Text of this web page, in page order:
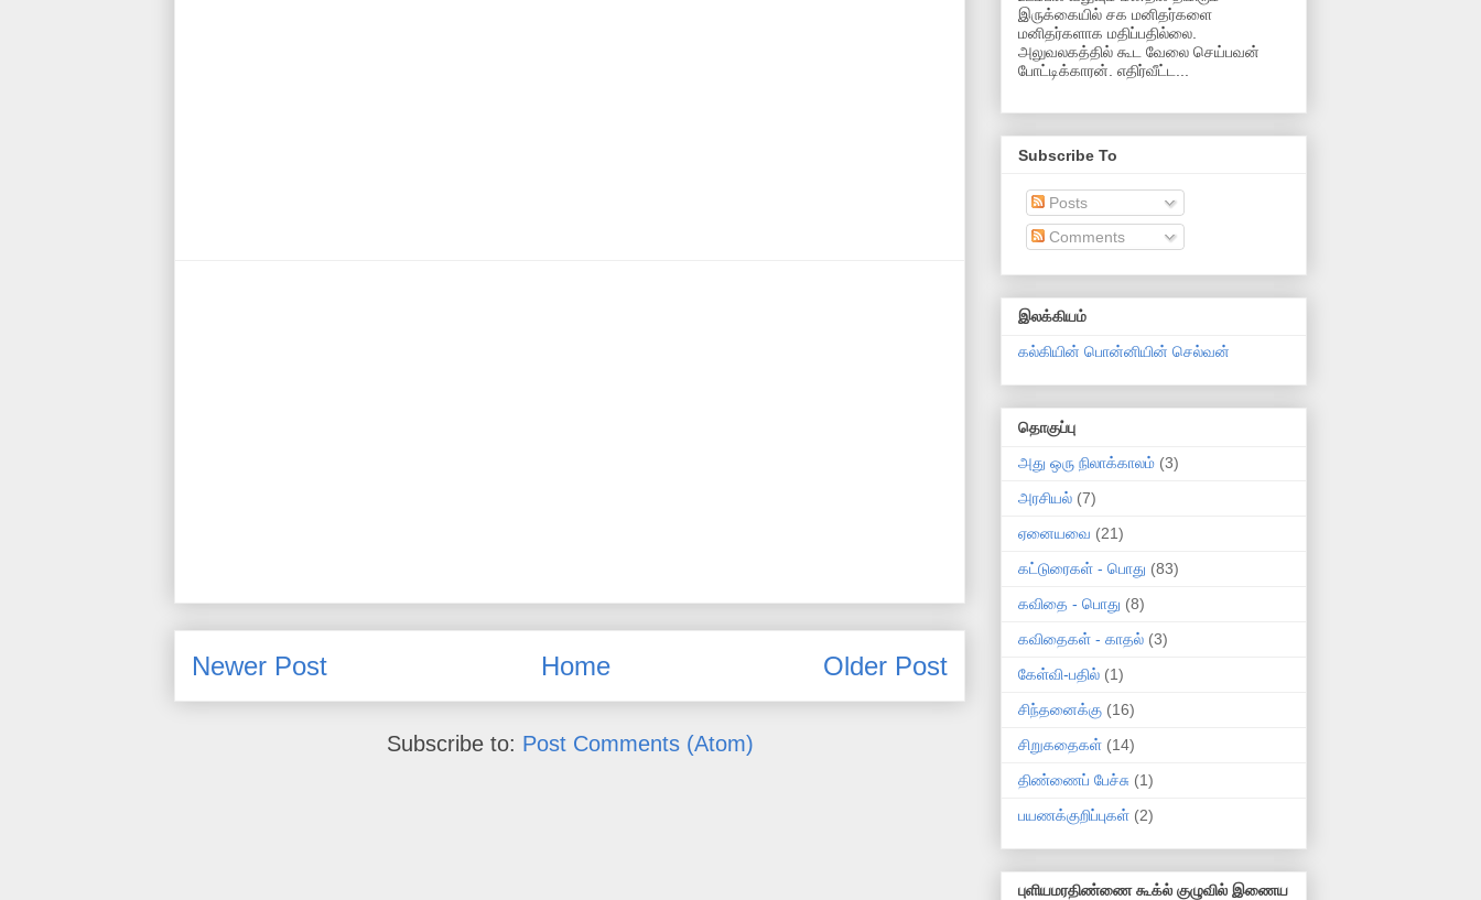
Newer Post Older Post
Home
Subscribe to: Post Comments (Atom)
இருக்கையில் சக மனிதர்களை
மனிதர்களாக மதிப்பதில்லை.
அலுவலகத்தில் கூட வேலை செய்பவன்
போட்டிக்காரன். எதிர்வீட்ட...
Subscribe To
Posts
Comments
இலக்கியம்
கல்கியின் பொன்னியின் செல்வன்
தொகுப்பு
அது ஒரு நிலாக்காலம் (3)
அரசியல் (7)
ஏனையவை (21)
கட்டுரைகள் - பொது (83)
கவிதை - பொது (8)
கவிதைகள் - காதல் (3)
கேள்வி-பதில் (1)
சிந்தனைக்கு (16)
சிறுகதைகள் (14)
திண்ணைப் பேச்சு (1)
பயணக்குறிப்புகள் (2)
புளியமரதிண்ணை கூக்ல் குழுவில் இணைய